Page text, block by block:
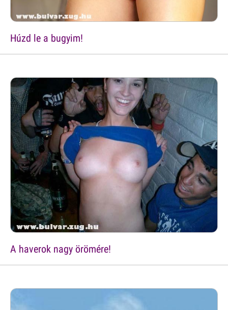
Húzd le a bugyim!
A haverok nagy örömére!